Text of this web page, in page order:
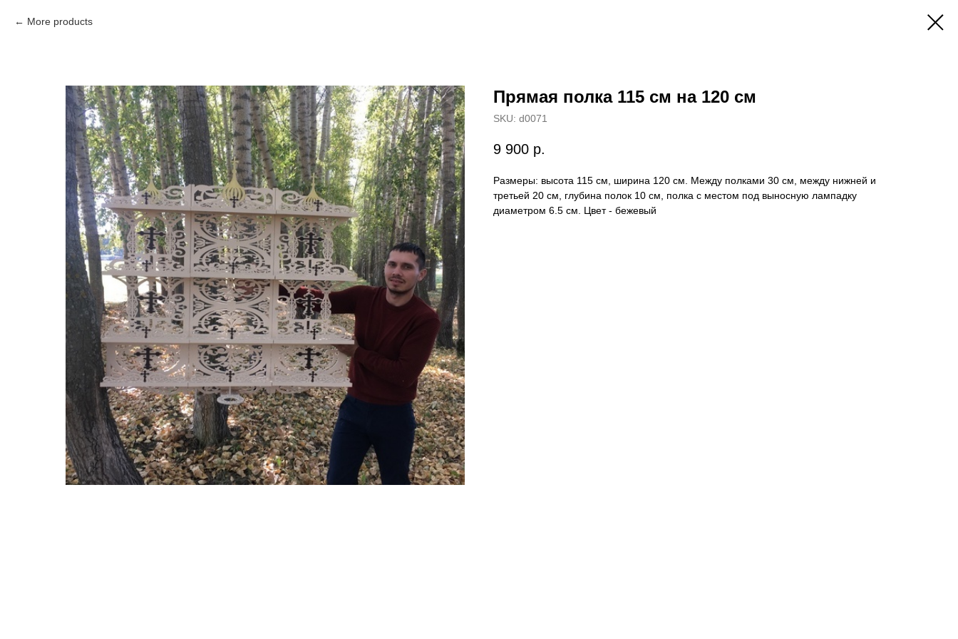
More products
Прямая полка 115 см на 120 см
SKU: d0071
9 900 р.
Размеры: высота 115 см, ширина 120 см. Между полками 30 см, между нижней и
третьей 20 см, глубина полок 10 см, полка с местом под выносную лампадку
диаметром 6.5 см. Цвет - бежевый